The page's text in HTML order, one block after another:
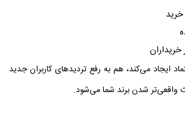
ایجاد می‌کند، هم به رفع تردیدهای کاربران جدید
شدن برند شما می‌شود.